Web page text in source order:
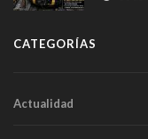
CATEGORÍAS
Actualidad